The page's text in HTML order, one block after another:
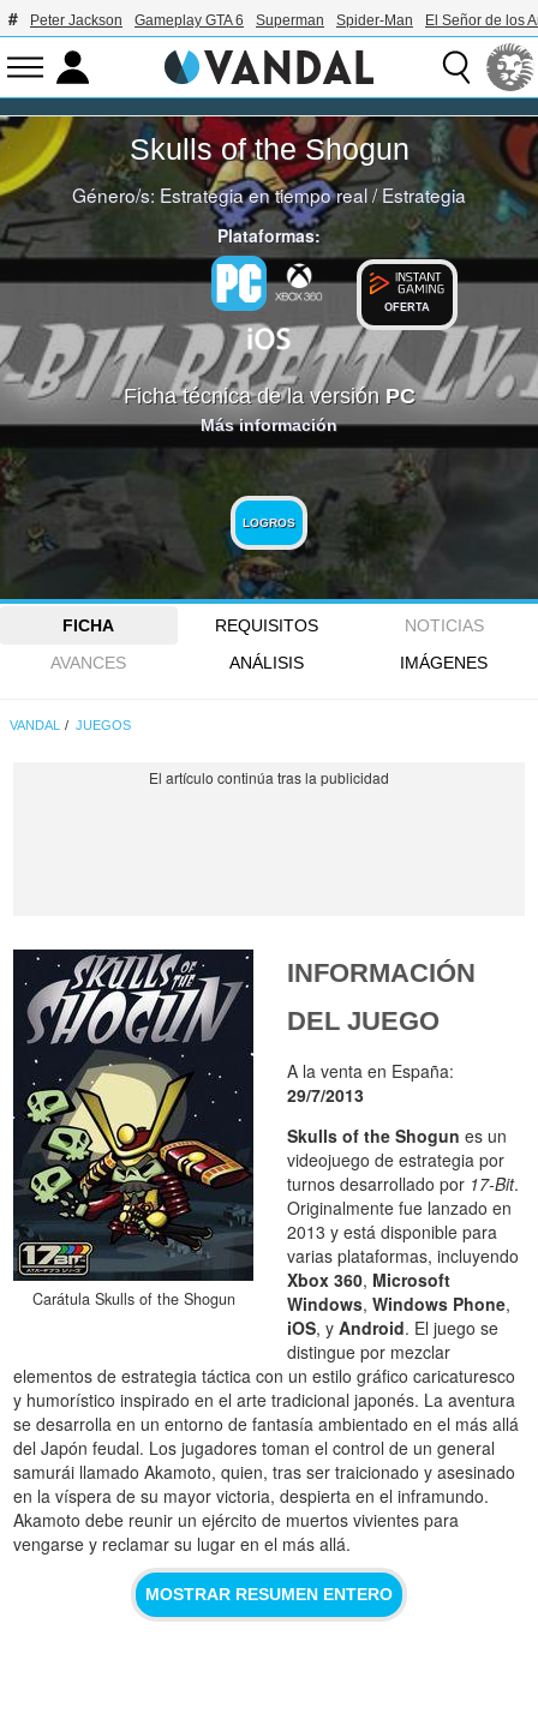
Peter Jackson Gameplay GTA 6 Superman Spider-Man El Señor de los
Skulls of the Shogun
Género/s: Estrategia en tiempo real/Estrategia
Plataformas:
OFERTA
Ficha técnica de la versión PC
Más información
LOGROS
FICHA REQUISITOS
NOTICIAS
AVANCES
ANÁLISIS IMÁGENES
VANDAL JUEGOS
Carátula Skulls of the Shogun
INFORMACIÓN
DEL JUEGO
A la venta en España:
29/7/2013
Skulls of the Shogun es un
videojuego de estrategia por
turnos desarrollado por 17-Bit.
Originalmente fue lanzado en
2013 y está disponible para
varias plataformas, incluyendo
Xbox 360, Microsoft
Windows,Windows Phone,
iOS, yAndroid. El juego se
distingue por mezclar
elementos de estrategia táctica con un estilo gráfico caricaturesco
y humorístico inspirado en el arte tradicional japonés. La aventura
se desarrolla en un entorno de fantasía ambientado en el más allá
del Japón feudal. Los jugadores toman el control de un general
samurái llamado Akamoto, quien, tras ser traicionado y asesinado
en la víspera de su mayor victoria, despierta en el inframundo.
Akamoto debe reunir un ejército de muertos vivientes para
vengarse y reclamar su lugar en el más allá.
MOSTRAR RESUMEN ENTERO